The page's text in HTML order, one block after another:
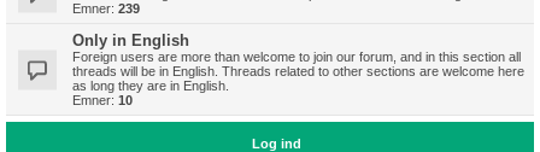
Emner: 239
Only in English
Foreign users are more than welcome to join our forum, and in this section all
threads will be in English. Threads related to other sections are welcome here
as long they are in English.
Emner: 10
Log ind